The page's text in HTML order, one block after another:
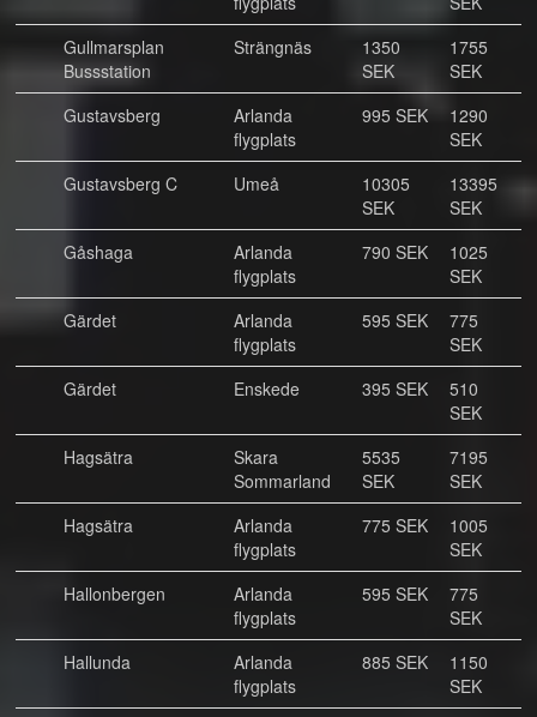
Gullmarsplan
Bussstation
Strängnäs
1350
SEK
1755
SEK
Gustavsberg
Arlanda
flygplats
995 SEK
1290
SEK
Gustavsberg C
Umeå
10305
SEK
13395
SEK
Gåshaga
Arlanda
flygplats
790 SEK
1025
SEK
Gärdet
Arlanda
flygplats
595 SEK
775
SEK
Gärdet
Enskede 395 SEK
510
SEK
Hagsätra
Skara
Sommarland
5535
SEK
7195
SEK
Hagsätra
Arlanda
flygplats
775 SEK
1005
SEK
Hallonbergen
Arlanda
flygplats
595 SEK
775
SEK
Hallunda
Arlanda
flygplats
885 SEK
1150
SEK